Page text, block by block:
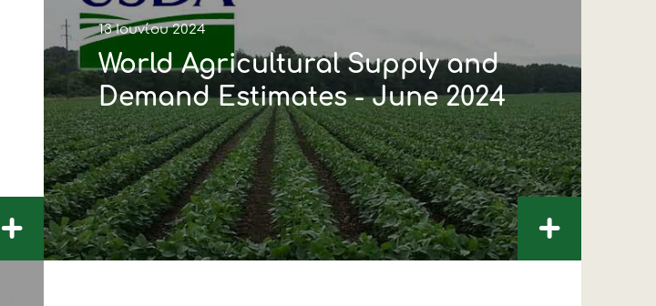
+
13 Ιουνίου 2024
World Agricultural Supply and
Demand Estimates - June 2024
+